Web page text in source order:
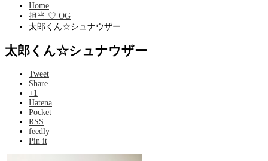
Home
担当 ♡ OG
太郎くん☆シュナウザー
太郎くん☆シュナウザー
Tweet
Share
+1
Hatena
Pocket
RSS
feedly
Pin it